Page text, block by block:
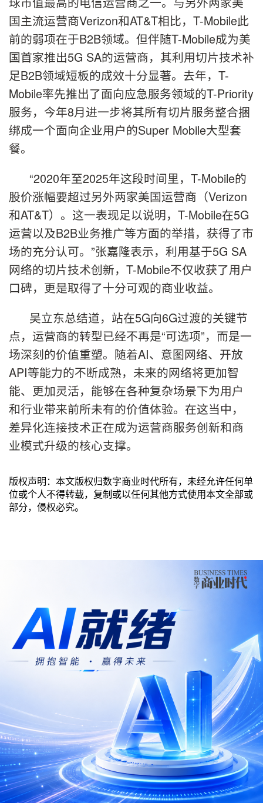
国主流运营商Verizon和AT&T相比，T-Mobile此
前的弱项在于B2B领域。但伴随T-Mobile成为美
国首家推出5G SA的运营商，其利用切片技术补
足B2B领域短板的成效十分显著。去年，T-
Mobile率先推出了面向应急服务领域的T-Priority
服务，今年8月进一步将其所有切片服务整合捆
绑成一个面向企业用户的Super Mobile大型套
餐。
“2020年至2025年这段时间里，T-Mobile的
股价涨幅要超过另外两家美国运营商（Verizon
和AT&T）。这一表现足以说明，T-Mobile在5G
运营以及B2B业务推广等方面的举措，获得了市
场的充分认可。”张嘉隆表示，利用基于5G SA
网络的切片技术创新，T-Mobile不仅收获了用户
口碑，更是取得了十分可观的商业收益。
吴立东总结道，站在5G向6G过渡的关键节
点，运营商的转型已经不再是“可选项”，而是一
场深刻的价值重塑。随着AI、意图网络、开放
API等能力的不断成熟，未来的网络将更加智
能、更加灵活，能够在各种复杂场景下为用户
和行业带来前所未有的价值体验。在这当中，
差异化连接技术正在成为运营商服务创新和商
业模式升级的核心支撑。
版权声明：本文版权归数字商业时代所有，未经允许任何单
位或个人不得转载，复制或以任何其他方式使用本文全部或
部分，侵权必究。